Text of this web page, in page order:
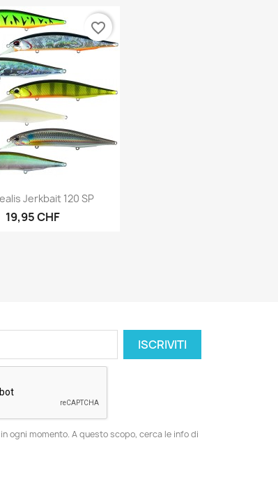
Anteprima
Jerkbait 120 SP
19,95 CHF
favorite_border
ogni momento. A questo scopo, cerca le info di